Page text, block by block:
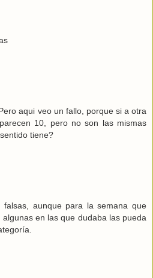
aqui veo un fallo, porque si a otra
10, pero no son las mismas
tiene?
aunque para la semana que
en las que dudaba las pueda